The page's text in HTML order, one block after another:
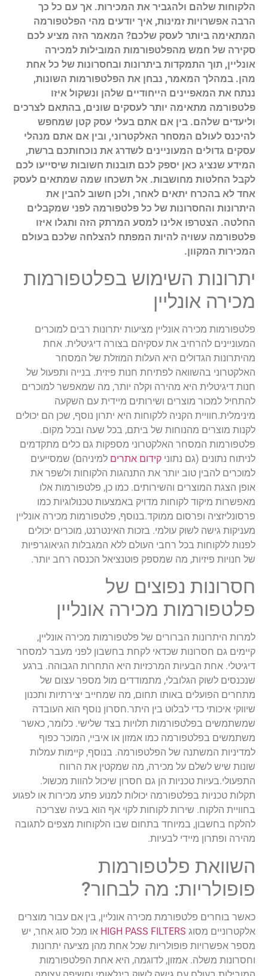
הלקוחות שלהם ולהגביר את המכירות. אך עם כל כך
הרבה אפשרויות זמינות, איך יודעים מהי הפלטפורמה
המתאימה ביותר לעסק שלכם? המאמר הזה מציע לכם
סקירה של חמש מהפלטפורמות המובילות למכירה
אונליין, תוך התמקדות ביתרונות ובחסרונות של כל אחת
מהן. במהלך המאמר, נבחן את הפלטפורמות השונות,
ננתח את המאפיינים הייחודיים שלהן ונשקול איזו
פלטפורמה מתאימה יותר לעסקים שונים, בהתאם לצרכים
וליעדים שלהם. בין אם אתם בעלי עסק קטן שמחפש
להיכנס לעולם המסחר האלקטרוני, ובין אם אתם מנהלי
עסקים גדולים המעוניינים לשדרג את נוכחותכם ברשת,
המידע שנציג כאן יספק לכם תובנות חשובות שיסייעו לכם
לקבל החלטות מחושבות. אל תשכחו שמה שמתאים לעסק
אחד לא בהכרח יתאים לאחר, ולכן חשוב להבין את
היתרונות והחסרונות של כל פלטפורמה לפני שמקבלים
החלטה. הצטרפו אלינו למסע המרתק הזה ותגלו איזו
פלטפורמה עשויה להיות המפתח להצלחה שלכם בעולם
המכירות המקוון.
יתרונות השימוש בפלטפורמות
מכירה אונליין
פלטפורמות מכירה אונליין מציעות יתרונות רבים למוכרים
המעוניינים להרחיב את עסקיהם בצורה דיגיטלית. אחת
מהיתרונות הגדולים היא העלות המוזלת של המסחר
האלקטרוני בהשוואה לפתיחת חנות פיזית. בנייה ותפעול של
חנות דיגיטלית היא מהירה וקלה יותר, מה שמאפשר למוכרים
להתחיל למכור מוצרים ושירותים מיידית עם השקעה
מינימלית.חוויית הקניה ללקוחות היא יתרון נוסף, שכן הם יכולים
לקנות מוצרים מהנוחות של ביתם, בכל שעה ובכל מקום.
פלטפורמות המסחר האלקטרוני מספקות גם כלים מתקדמים
לניתוח נתונים (גם נתוני קידום אתרים למיניהם) שמסייעים
למוכרים להבין טוב יותר את התנהגות הלקוחות ולשפר את
אופן הצגת המוצרים והשירותים. כמו כן, פלטפורמות אלו
מאפשרות מיקוד לקוחות מדויק באמצעות טכנולוגיות כמו
פרסונליזציה ופרסום ממוקד.בנוסף, פלטפורמות מכירה אונליין
מעניקות גישה לשוק עולמי. בזכות האינטרנט, מוכרים יכולים
לפנות ללקוחות בכל רחבי העולם ללא המגבלות הגיאוגרפיות
של חנויות פיזיות, מה שמספק פוטנציאל הכנסה רחב יותר.
חסרונות נפוצים של
פלטפורמות מכירה אונליין
למרות היתרונות הברורים של פלטפורמות מכירה אונליין,
קיימים גם חסרונות שכדאי לקחת בחשבון לפני מעבר למסחר
דיגיטלי. אחת הבעיות המרכזיות היא התחרות הגבוהה. ברגע
שנכנסים לשוק הגלובלי, מתמודדים מול מספר עצום של
מתחרים הפועלים באותו תחום, מה שמחייב יצירתיות ותכנון
שיווקי איכותי כדי לבלוט בין היתר.חסרון נוסף הוא העובדה
שמשתמשים בפלטפורמות תלויות בצד שלישי. כלומר, כאשר
משתמשים בפלטפורמה כמו אמזון או איביי, המוכר כפוף
למדיניות המשתנה של הפלטפורמה. בנוסף, קיימות עמלות
שונות שיש לשלם על מכירה, מה שמקטין את הרווח
התפעולי.בעיות טכניות הן גם חסרון שיכול להוות מכשול.
תקלות טכניות בפלטפורמה יכולות למנוע פתע מכירות או לפגוע
בחוויית הלקוח. שירות לקוחות לקוי אף הוא בעיה שצריכה
להלקח בחשבון, במיוחד בתחום שבו הלקוחות מצפים לתגובה
מהירה ופתרון מיידי לבעיות.
השוואת פלטפורמות
פופולריות: מה לבחור?
כאשר בוחרים פלטפורמת מכירה אונליין, בין אם עבור מוצרים
אלקטרוניים מסוג HIGH PASS FILTERS או מכל סוג אחר, יש
מספר אפשרויות פופולריות שכל אחת מהן מציעה יתרונות
וחסרונות משלה. אמזון, לדוגמה, היא אחת הפלטפורמות